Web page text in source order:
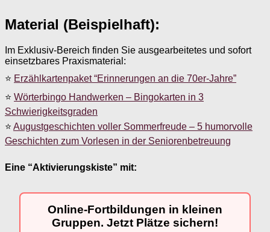
Material (Beispielhaft):
Im Exklusiv-Bereich finden Sie ausgearbeitetes und sofort
einsetzbares Praxismaterial:
⭐ Erzählkartenpaket “Erinnerungen an die 70er-Jahre”
⭐ Wörterbingo Handwerken – Bingokarten in 3
Schwierigkeitsgraden
⭐ Augustgeschichten voller Sommerfreude – 5 humorvolle
Geschichten zum Vorlesen in der Seniorenbetreuung
Eine “Aktivierungskiste” mit:
Online-Fortbildungen in kleinen
Gruppen. Jetzt Plätze sichern!